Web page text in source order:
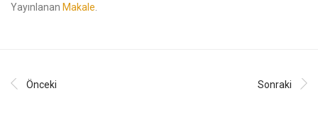
Yayınlanan Makale
Önceki Sonraki